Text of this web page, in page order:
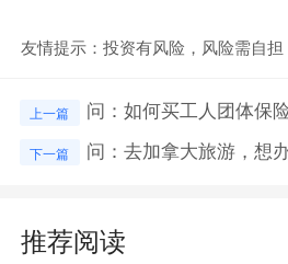
友情提示：投资有风险，风险需自担
上一篇 问：如何买工人团体保
下一篇 问：去加拿大旅游，想
推荐阅读